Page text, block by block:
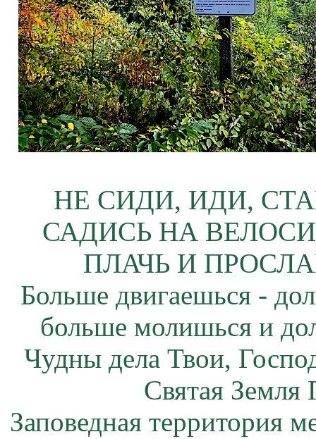
НЕ СИДИ, ИДИ,
САДИСЬ НА
ПЛАЧЬ И
Больше двигаешься -
больше молишься и
Чудны дела Твои,
Святая
Заповедная территория